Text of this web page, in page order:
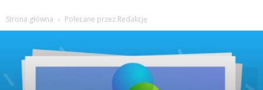
Strona główna Polecane przez Redakcję